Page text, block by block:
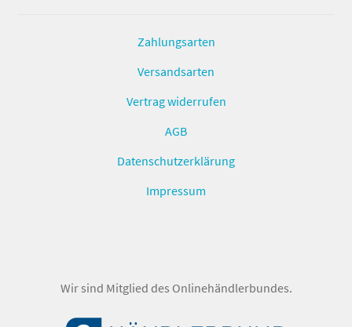
Zahlungsarten
Versandsarten
Vertrag widerrufen
AGB
Datenschutzerklärung
Impressum
Wir sind Mitglied des Onlinehändlerbundes.